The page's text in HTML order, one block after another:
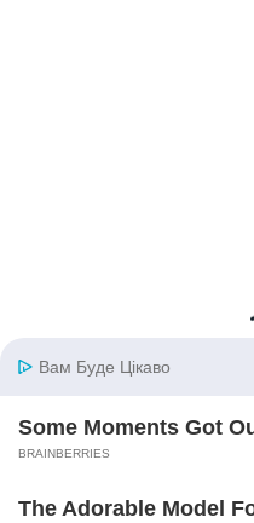
Політика конфіденційності